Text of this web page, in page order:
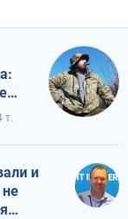
т.
и